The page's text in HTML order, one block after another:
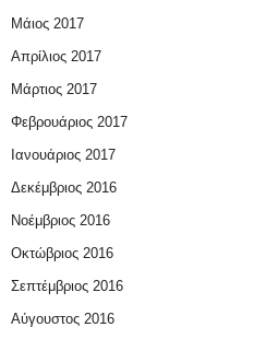
Μάιος 2017
Απρίλιος 2017
Μάρτιος 2017
Φεβρουάριος 2017
Ιανουάριος 2017
Δεκέμβριος 2016
Νοέμβριος 2016
Οκτώβριος 2016
Σεπτέμβριος 2016
Αύγουστος 2016